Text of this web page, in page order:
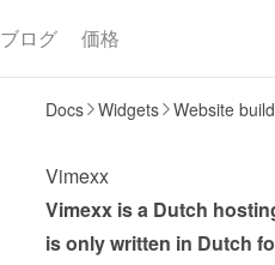
ブログ 価格
Docs Widgets Website
Vimexx
Vimexx is a Dutch
is only written in Dutch